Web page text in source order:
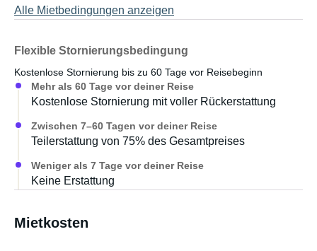
Alle Mietbedingungen anzeigen
Flexible Stornierungsbedingung
Kostenlose Stornierung bis zu 60 Tage vor Reisebeginn
Mehr als 60 Tage vor deiner Reise
Kostenlose Stornierung mit voller Rückerstattung
Zwischen 7–60 Tagen vor deiner Reise
Teilerstattung von 75% des Gesamtpreises
Weniger als 7 Tage vor deiner Reise
Keine Erstattung
Mietkosten